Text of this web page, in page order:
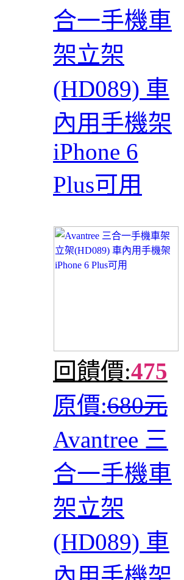
合一手機車
架立架
(HD089) 車
內用手機架
iPhone 6
Plus可用
回饋價:475
原價:680元
Avantree 三
合一手機車
架立架
(HD089) 車